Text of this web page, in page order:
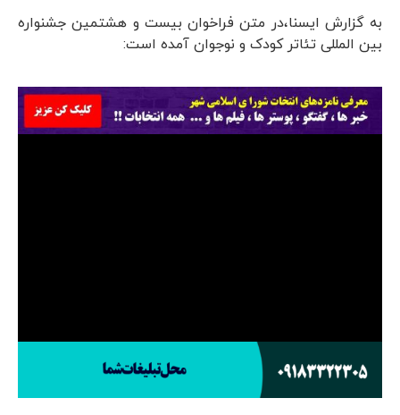
به گزارش ایسنا،در متن فراخوان بیست و هشتمین جشنواره
بین المللی تئاتر کودک و نوجوان آمده است: